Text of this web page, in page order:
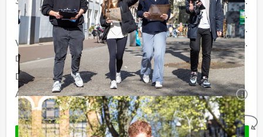
€ p.p.
€ p.p.
Vanaf 40 personen
€ 52,50 p.p.
De prijzen zijn exclusief BTW
Duur:
5 uur
Aantal:
Minimaal 12 personen i
Geheel vrijblijvend